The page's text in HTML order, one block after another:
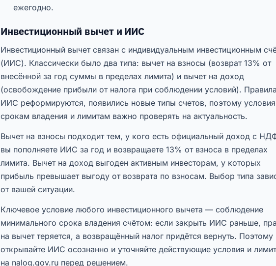
ежегодно.
Инвестиционный вычет и ИИС
Инвестиционный вычет связан с индивидуальным инвестиционным
(ИИС). Классически было два типа: вычет на взносы (возврат 13% от
внесённой за год суммы в пределах лимита) и вычет на доход
(освобождение прибыли от налога при соблюдении условий).
ИИС реформируются, появились новые типы счетов, поэтому
срокам владения и лимитам важно проверять на актуальность.
Вычет на взносы подходит тем, у кого есть официальный доход с
вы пополняете ИИС за год и возвращаете 13% от взноса в пределах
лимита. Вычет на доход выгоден активным инвесторам, у которых
прибыль превышает выгоду от возврата по взносам. Выбор типа
от вашей ситуации.
Ключевое условие любого инвестиционного вычета — соблюдение
минимального срока владения счётом: если закрыть ИИС раньше,
на вычет теряется, а возвращённый налог придётся вернуть. Поэтому
открывайте ИИС осознанно и уточняйте действующие условия и
на nalog.gov.ru перед решением.